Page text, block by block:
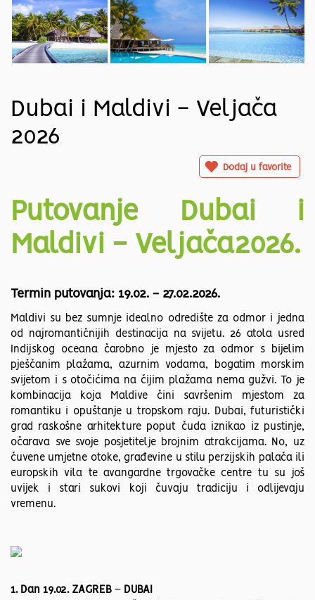
Dubai i Maldivi - Veljača
2026
Dodaj u favorite
Putovanje Dubai i
Maldivi - Veljača2026.
Termin putovanja: 19.02. - 27.02.2026.
Maldivi su bez sumnje idealno odredište za odmor i jedna
od najromantičnijih destinacija na svijetu. 26 atola usred
Indijskog oceana čarobno je mjesto za odmor s bijelim
pješčanim plažama, azurnim vodama, bogatim morskim
svijetom i s otočićima na čijim plažama nema gužvi. To je
kombinacija koja Maldive čini savršenim mjestom za
romantiku i opuštanje u tropskom raju. Dubai, futuristički
grad raskošne arhitekture poput čuda iznikao iz pustinje,
očarava sve svoje posjetitelje brojnim atrakcijama. No, uz
čuvene umjetne otoke, građevine u stilu perzijskih palača ili
europskih vila te avangardne trgovačke centre tu su još
uvijek i stari sukovi koji čuvaju tradiciju i odlijevaju
vremenu.
1. Dan 19.02. ZAGREB – DUBAI